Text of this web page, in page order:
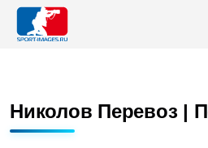
Николов Перевоз |